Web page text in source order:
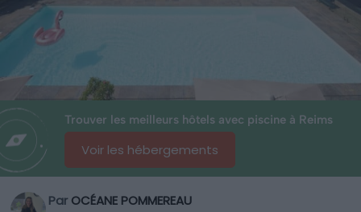
Trouver les meilleurs hôtels avec piscine à Reims
Voir les hébergements
Par OCÉANE POMMEREAU